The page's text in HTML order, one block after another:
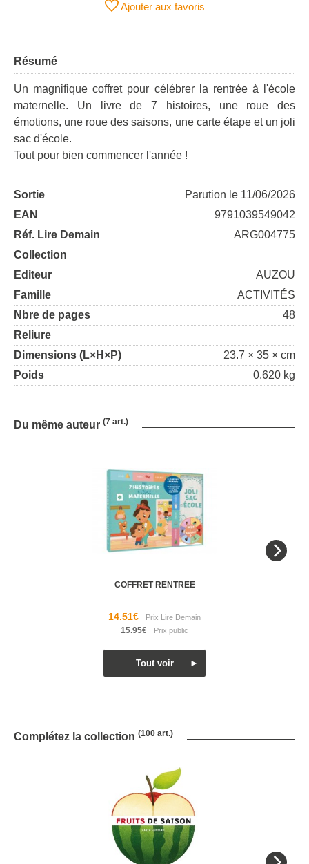
Ajouter aux favoris
Résumé
Un magnifique coffret pour célébrer la rentrée à l'école
maternelle. Un livre de 7 histoires, une roue des
émotions, une roue des saisons, une carte étape et un joli
sac d'école.
Tout pour bien commencer l'année !
Sortie
Parution le 11/06/2026
EAN
9791039549042
Réf. Lire Demain
ARG004775
Collection
Editeur
AUZOU
Famille
ACTIVITÉS
Nbre de pages
48
Reliure
Dimensions (L×H×P)
23.7 × 35 × cm
Poids
0.620 kg
Du même auteur (7 art.)
COFFRET RENTREE
14.51€
15.95€
Complétez la collection (100 art.)